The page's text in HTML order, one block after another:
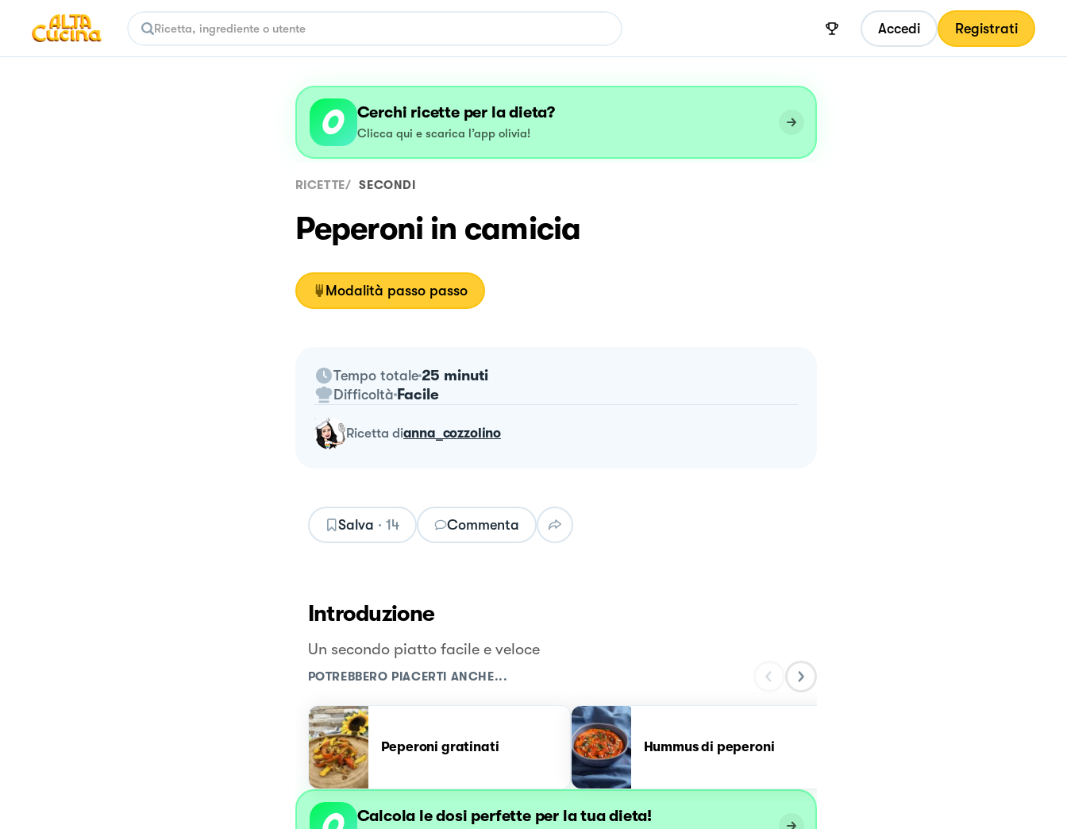
Accedi Registrati
Cerchi ricette per la dieta?
Clicca qui e scarica l’app olivia!
RICETTE/ SECONDI
Peperoni in camicia
Modalità passo passo
Tempo totale 25 minuti
Difficoltà Facile
ricetta dianna_cozzolino
Salva · 14 Commenta
Introduzione
Un secondo piatto facile e veloce
POTREBBERO PIACERTI ANCHE...
Peperoni gratinati Hummus di peperoni
Calcola le dosi perfette per la tua dieta!